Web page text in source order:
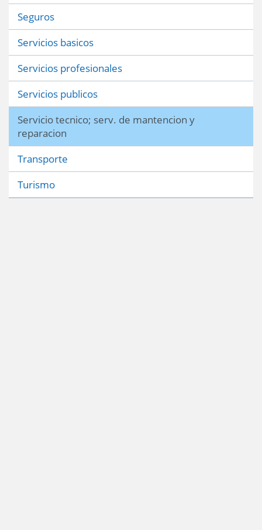
Seguros
Servicios basicos
Servicios profesionales
Servicios publicos
Servicio tecnico; serv. de mantencion y
reparacion
Transporte
Turismo